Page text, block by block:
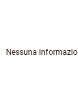
Nessuna